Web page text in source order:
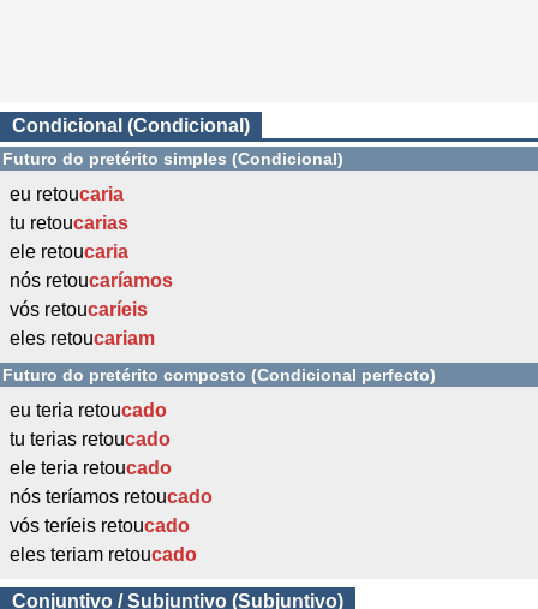
Condicional (Condicional)
Futuro do pretérito simples (Condicional)
eu retoucaria
tu retoucarias
ele retoucaria
nós retoucaríamos
vós retoucaríeis
eles retoucariam
Futuro do pretérito composto (Condicional perfecto)
eu teria retoucado
tu terias retoucado
ele teria retoucado
nós teríamos retoucado
vós teríeis retoucado
eles teriam retoucado
Conjuntivo / Subjuntivo (Subjuntivo)